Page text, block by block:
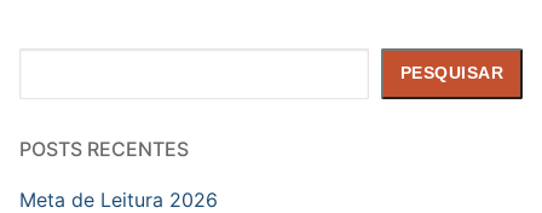
PESQUISAR
POSTS RECENTES
Meta de Leitura 2026